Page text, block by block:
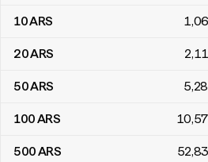
Tabela przeliczeń peso
10ARS 1,06
20ARS 2,11
50ARS 5,28
100ARS 10,57
500ARS 52,83